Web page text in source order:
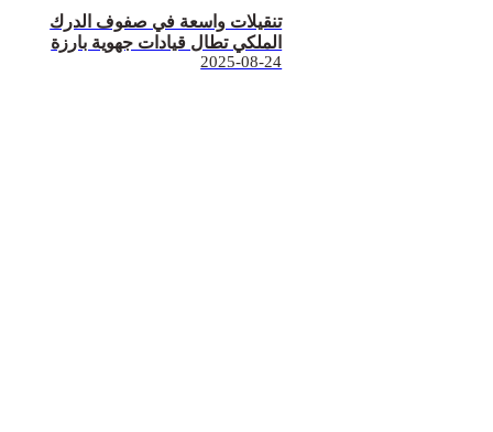
تنقيلات واسعة في صفوف الدرك
الملكي تطال قيادات جهوية بارزة
2025-08-24